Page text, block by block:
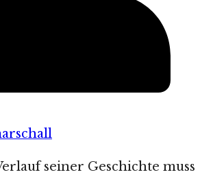
seiner Geschichte muss